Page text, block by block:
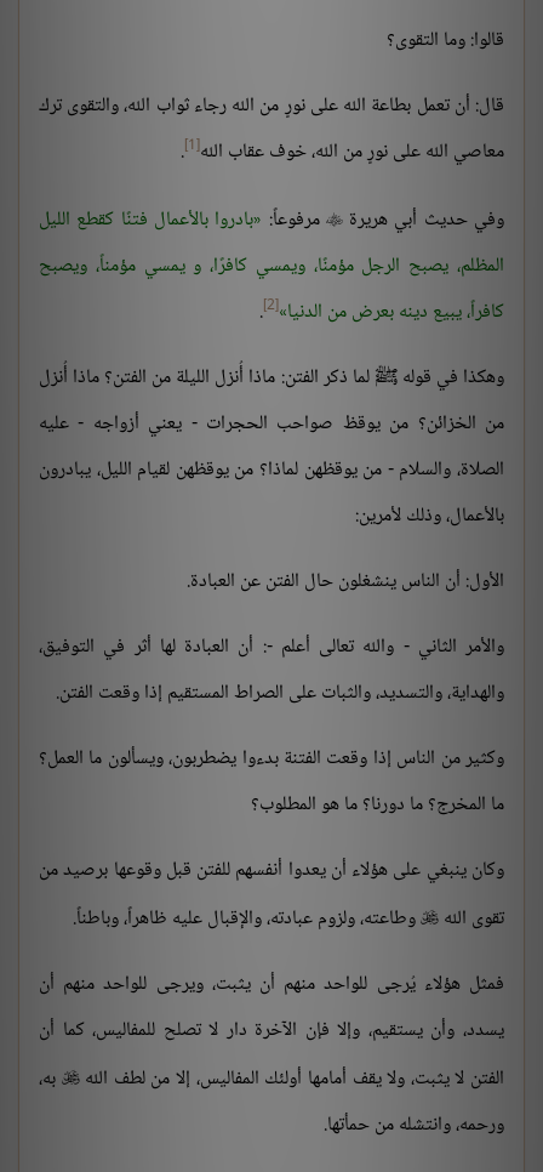
قالوا: وما التقوى؟
قال: أن تعمل بطاعة الله على نورٍ من الله رجاء ثواب الله، والتقوى ترك
معاصي الله على نورٍ من الله، خوف عقاب الله[1]
.
وفي حديث أبي هريرة مرفوعاً: بادروا بالأعمال فتنًا كقطع الليل
المظلم، يصبح الرجل مؤمنًا، ويمسي كافرًا، و يمسي مؤمناً، ويصبح
كافراً، يبيع دينه بعرض من الدنيا [2]
.
وهكذا في قوله ﷺ لما ذكر الفتن: ماذا أُنزل الليلة من الفتن؟ ماذا أُنزل
من الخزائن؟ من يوقظ صواحب الحجرات - يعني أزواجه - عليه
الصلاة، والسلام - من يوقظهن لماذا؟ من يوقظهن لقيام الليل، يبادرون
بالأعمال، وذلك لأمرين:
الأول: أن الناس ينشغلون حال الفتن عن العبادة.
والأمر الثاني - والله تعالى أعلم -: أن العبادة لها أثر في التوفيق،
والهداية، والتسديد، والثبات على الصراط المستقيم إذا وقعت الفتن.
وكثير من الناس إذا وقعت الفتنة بدءوا يضطربون، ويسألون ما العمل؟
ما المخرج؟ ما دورنا؟ ما هو المطلوب؟
وكان ينبغي على هؤلاء أن يعدوا أنفسهم للفتن قبل وقوعها برصيد من
تقوى الله  وطاعته، ولزوم عبادته، والإقبال عليه ظاهراً، وباطناً.
فمثل هؤلاء يُرجى للواحد منهم أن يثبت، ويرجى للواحد منهم أن
يسدد، وأن يستقيم، وإلا فإن الآخرة دار لا تصلح للمفاليس، كما أن
الفتن لا يثبت، ولا يقف أمامها أولئك المفاليس، إلا من لطف الله به،
ورحمه، وانتشله من حمأتها.